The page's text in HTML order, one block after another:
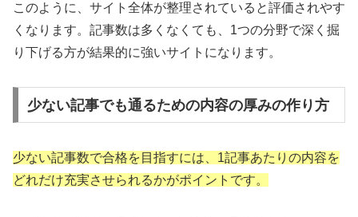
このように、サイト全体が整理されていると評価されやす
くなります。記事数は多くなくても、1つの分野で深く掘
り下げる方が結果的に強いサイトになります。
少ない記事でも通るための内容の厚みの作り方
少ない記事数で合格を目指すには、1記事あたりの内容を
どれだけ充実させられるかがポイントです。